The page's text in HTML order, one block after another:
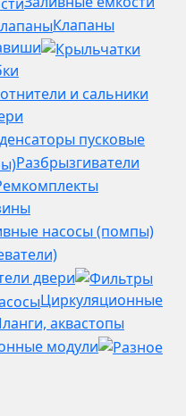
Клапаны
и сальники
пусковые
Разбрызгиватели
насосы (помпы)
двери
Циркуляционные
аквастопы
модули